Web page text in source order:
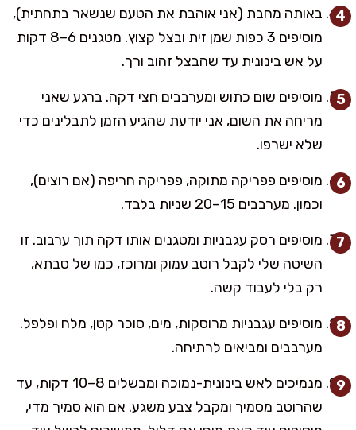
באותה מחבת (אני אוהבת את הטעם שנשאר בתחתית),
מוסיפים 3 כפות שמן זית ובצל קצוץ. מטגנים 6–8 דקות
על אש בינונית עד שהבצל זהוב ורך.
מוסיפים שום כתוש ומערבבים חצי דקה. ברגע שאני
מריחה את השום, אני יודעת שהגיע הזמן לתבלינים כדי
שלא ישרפו.
מוסיפים פפריקה מתוקה, פפריקה חריפה (אם רוצים),
וכמון. מערבבים 15–20 שניות בלבד.
מוסיפים רסק עגבניות ומטגנים אותו דקה תוך ערבוב. זו
השיטה שלי לקבל רוטב עמוק ומרוכז, כמו של סבתא,
רק בלי לעבוד קשה.
מוסיפים עגבניות מרוסקות, מים, סוכר קטן, מלח ופלפל.
מערבבים ומביאים לרתיחה.
מנמיכים לאש בינונית-נמוכה ומבשלים 8–10 דקות, עד
שהרוטב מסמיך ומקבל צבע משגע. אם הוא סמיך מדי,